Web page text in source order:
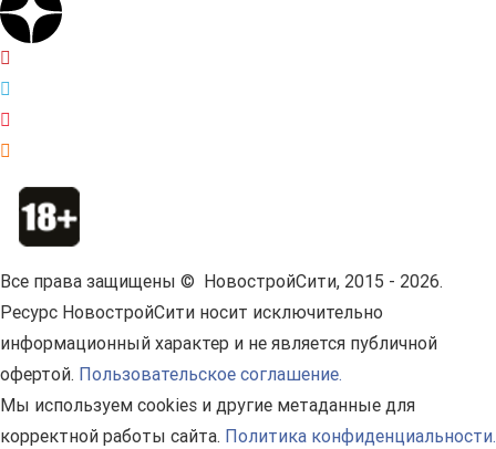
Все права защищены © НовостройСити, 2015 - 2026.
Ресурс НовостройСити носит исключительно
информационный характер и не является публичной
офертой. Пользовательское соглашение.
Мы используем cookies и другие метаданные для
корректной работы сайта. Политика конфиденциальности.